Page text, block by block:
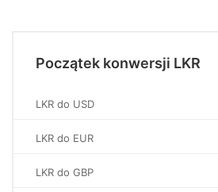
Początek konwersji LKR
LKR do USD
LKR do EUR
LKR do GBP